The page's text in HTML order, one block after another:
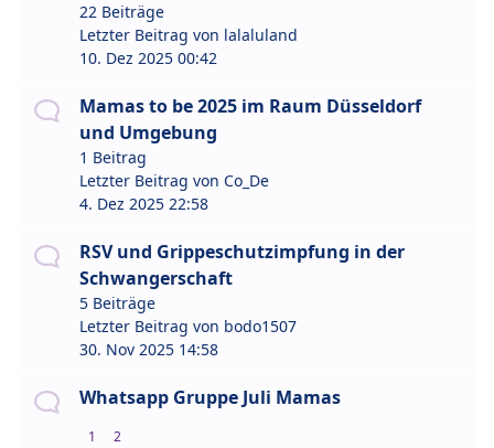
22 Beiträge
Letzter Beitrag von lalaluland
10. Dez 2025 00:42
Mamas to be 2025 im Raum Düsseldorf
und Umgebung
1 Beitrag
Letzter Beitrag von Co_De
4. Dez 2025 22:58
RSV und Grippeschutzimpfung in der
Schwangerschaft
5 Beiträge
Letzter Beitrag von bodo1507
30. Nov 2025 14:58
Whatsapp Gruppe Juli Mamas
1 2